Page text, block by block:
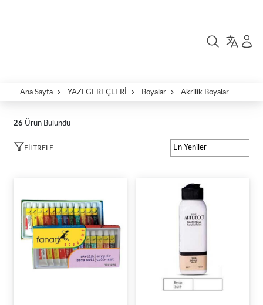
Ana Sayfa YAZI GEREÇLERİ Boyalar Akrilik Boyalar
26 Ürün Bulundu
FILTRELE